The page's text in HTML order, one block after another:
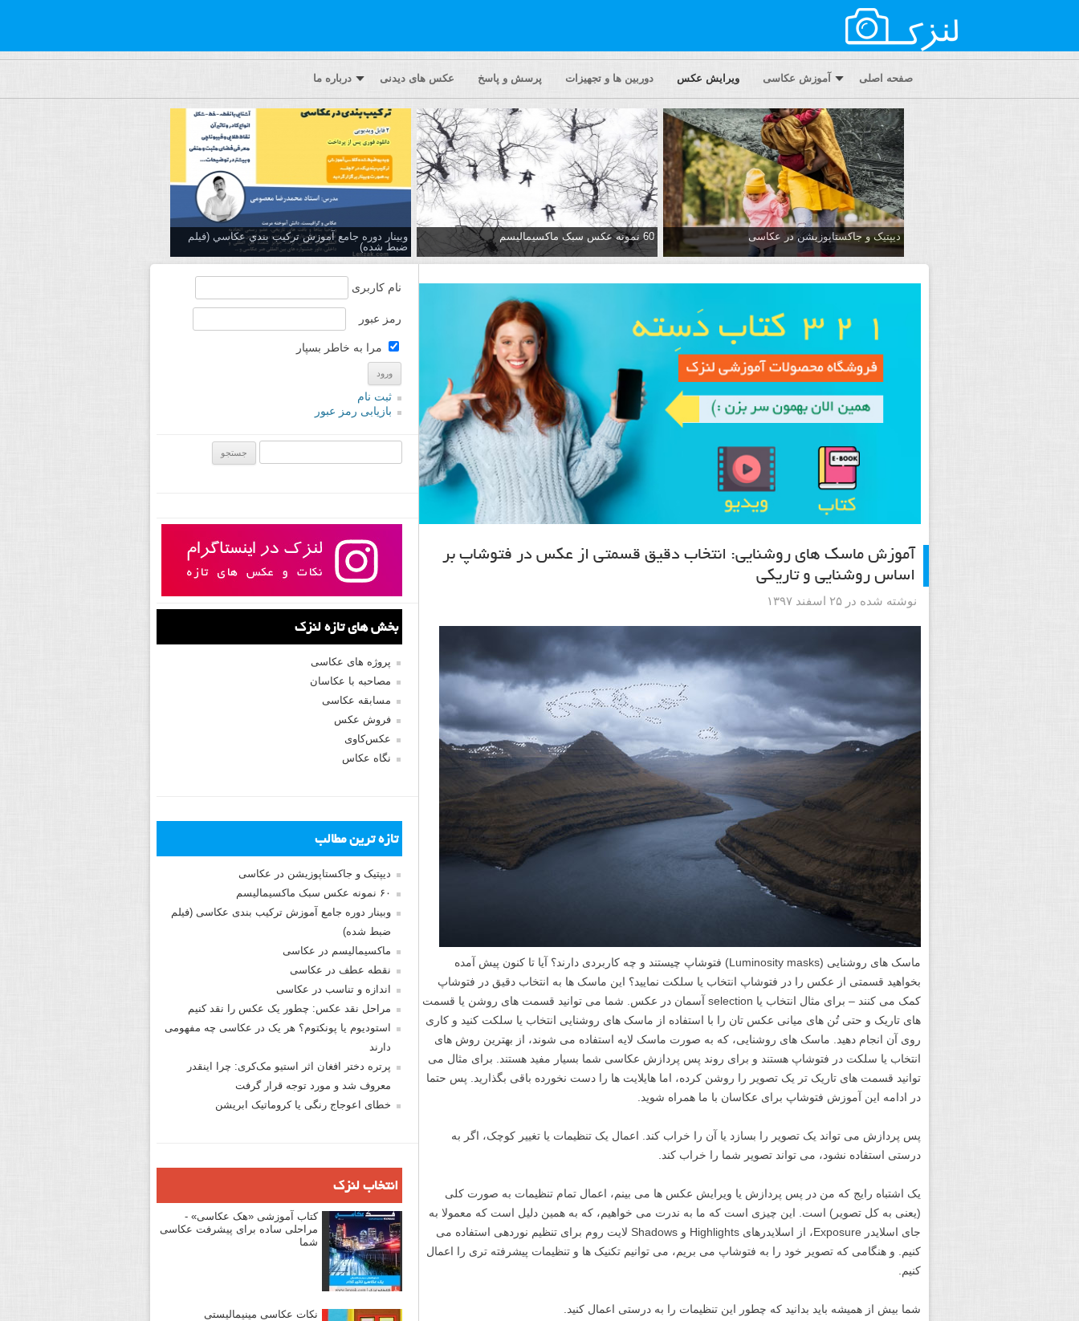
صفحه اصلی آموزش عکاسی ویرایش عکس دوربین ها و تجهیزات پرسش و پاسخ عکس های دیدنی درباره ما
دیپتیک و جاکستا‌پوزیشن در عکاسی 60 نمونه عکس سبک ماکسیمالیسم
وبینار دوره جامع آموزش تركيب بندي عكاسي (فیلم
ضبط شده)
آموزش ماسک های روشنایی: انتخاب دقیق قسمتی از عکس در فتوشاپ بر
اساس روشنایی و تاریکی
نوشته شده در ۲۵ اسفند ۱۳۹۷
ماسک های روشنایی (Luminosity masks) فتوشاپ چیستند و چه کاربردی دارند؟ آیا تا کنون پیش آمده
بخواهید قسمتی از عکس را در فتوشاپ انتخاب یا سلکت نمایید؟ این ماسک ها به انتخاب دقیق در فتوشاپ
کمک می کنند – برای مثال انتخاب یا selection آسمان در عکس. شما می توانید قسمت های روشن یا قسمت
های تاریک و حتی تُن های میانی عکس تان را با استفاده از ماسک های روشنایی انتخاب یا سلکت کنید و کاری
روی آن انجام دهید. ماسک های روشنایی، که به صورت ماسک لایه استفاده می شوند، از بهترین روش های
انتخاب یا سلکت در فتوشاپ هستند و برای روند پس پردازش عکاسی شما بسیار مفید هستند. برای مثال می
توانید قسمت های تاریک تر یک تصویر را روشن کرده، اما هایلایت ها را دست نخورده باقی بگذارید. پس حتما
در ادامه این آموزش فتوشاپ برای عکاسان با ما همراه شوید.
پس پردازش می تواند یک تصویر را بسازد یا آن را خراب کند. اعمال یک تنظیمات یا تغییر کوچک، اگر به
درستی استفاده نشود، می تواند تصویر شما را خراب کند.
یک اشتباه رایج که من در پس پردازش یا ویرایش عکس ها می بینم، اعمال تمام تنظیمات به صورت کلی
(یعنی به کل تصویر) است. این چیزی است که ما به ندرت می خواهیم، که به همین دلیل است که معمولا به
جای اسلایدر Exposure، از اسلایدرهای Highlights و Shadows لایت روم برای تنظیم نوردهی استفاده می
کنیم. و هنگامی که تصویر خود را به فتوشاپ می بریم، می توانیم تکنیک ها و تنظیمات پیشرفته تری را اعمال
کنیم.
شما بیش از همیشه باید بدانید که چطور این تنظیمات را به درستی اعمال کنید.
نام کاربری
رمز عبور
مرا به خاطر بسپار
ثبت نام
بازیابی رمز عبور
بخش های تازه لنزک
پروژه های عکاسی
مصاحبه با عکاسان
مسابقه عکاسی
فروش عکس
عکس‌کاوی
نگاه عکاس
تازه ترین مطالب
دیپتیک و جاکستا‌پوزیشن در عکاسی
۶۰ نمونه عکس سبک ماکسیمالیسم
وبینار دوره جامع آموزش ترکیب بندی عکاسی (فیلم
ضبط شده)
ماکسیمالیسم در عکاسی
نقطه عطف در عکاسی
اندازه و تناسب در عکاسی
مراحل نقد عکس: چطور یک عکس را نقد کنیم
استودیوم یا پونکتوم؟ هر یک در عکاسی چه مفهومی
دارند
پرتره دختر افغان اثر استیو مک‌کری: چرا اینقدر
معروف شد و مورد توجه قرار گرفت
خطای اعوجاج رنگی یا کروماتیک ابریشن
انتخاب لنزک
کتاب آموزشی «هک عکاسی» -
مراحلی ساده برای پیشرفت عکاسی
شما
نکات عکاسی مینیمالیستی